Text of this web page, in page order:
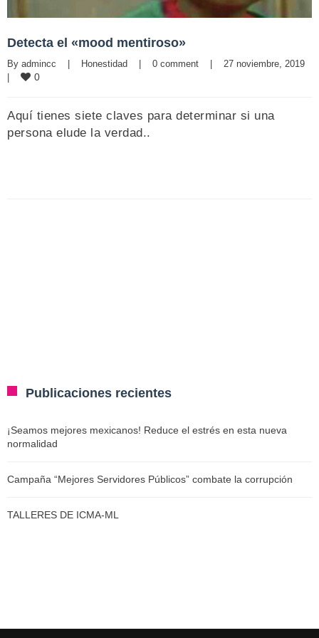
Detecta el «mood mentiroso»
By admincc | Honestidad | 0 comment |
|
0
Aquí tienes siete claves para determinar si una
persona elude la verdad..
Publicaciones recientes
¡Seamos mejores mexicanos! Reduce el estrés en esta nueva
normalidad
Campaña “Mejores Servidores Públicos” combate la corrupción
TALLERES DE ICMA-ML